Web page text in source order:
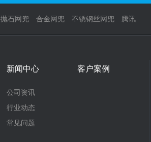
抛石网兜 合金网兜 不锈钢丝网兜 腾讯
新闻中心
公司资讯
行业动态
常见问题
客户案例